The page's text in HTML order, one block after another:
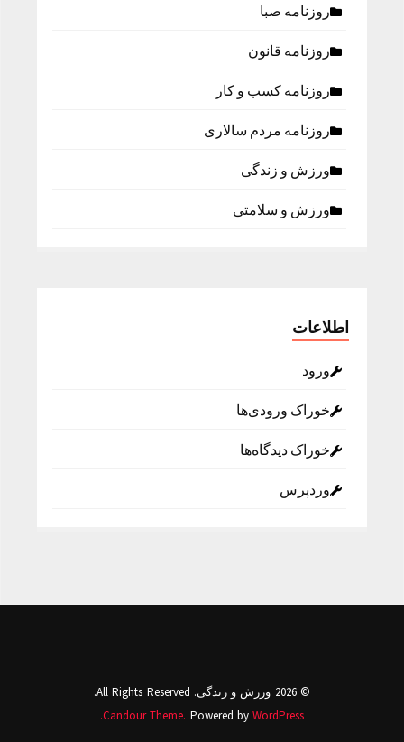
روزنامه صبا
روزنامه قانون
روزنامه كسب و كار
روزنامه مردم سالاری
ورزش و زندگی
ورزش و سلامتی
اطلاعات
ورود
خوراک ورودی‌ها
خوراک دیدگاه‌ها
وردپرس
© 2026 ورزش و زندگی. All Rights Reserved.
Candour Theme. Powered byWordPress.